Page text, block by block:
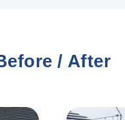
/ After